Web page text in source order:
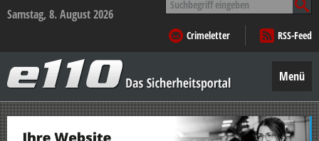
Samstag, 8. August 2026
nach:
Crimeletter
RSS-Feed
–
Das
Sicherheitsportal
Menü
Zum
Inhalt
springen